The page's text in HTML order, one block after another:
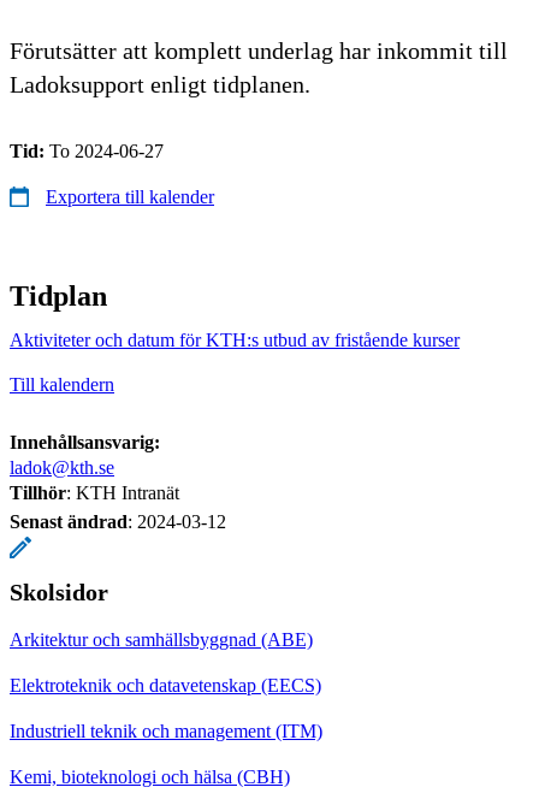
Förutsätter att komplett underlag har inkommit till
Ladoksupport enligt tidplanen.
Tid: To 2024-06-27
Exportera till kalender
Tidplan
Aktiviteter och datum för KTH:s utbud av fristående kurser
Till kalendern
Innehållsansvarig:
ladok@kth.se
Tillhör: KTH Intranät
Senast ändrad: 2024-03-12
Skolsidor
Arkitektur och samhällsbyggnad (ABE)
Elektroteknik och datavetenskap (EECS)
Industriell teknik och management (ITM)
Kemi, bioteknologi och hälsa (CBH)